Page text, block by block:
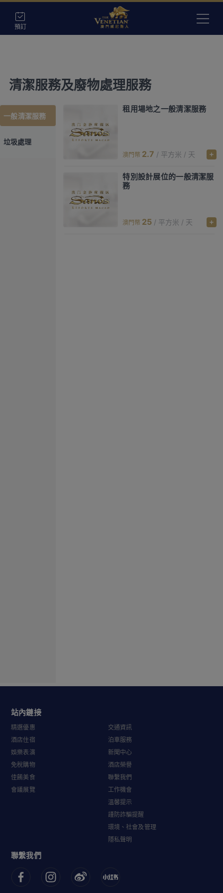
預訂
清潔服務及廢物處理服務
一般清潔服務
垃圾處理
租用場地之一般清潔服務
澳門幣 2.7 / 平方米 / 天
特別設計展位的一般清潔服
務
澳門幣 25 / 平方米 / 天
站內鏈接
精選優惠
酒店住宿
娛樂表演
免稅購物
佳餚美食
會議展覽
交通資訊
泊車服務
新聞中心
酒店榮譽
聯繫我們
工作機會
溫馨提示
謹防詐騙提醒
環境、社會及管理
隱私聲明
聯繫我們